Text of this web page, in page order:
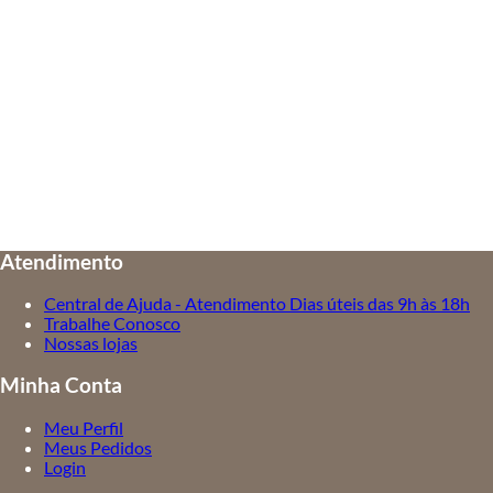
Atendimento
Central de Ajuda - Atendimento Dias úteis das 9h às 18h
Trabalhe Conosco
Nossas lojas
Minha Conta
Meu Perfil
Meus Pedidos
Login